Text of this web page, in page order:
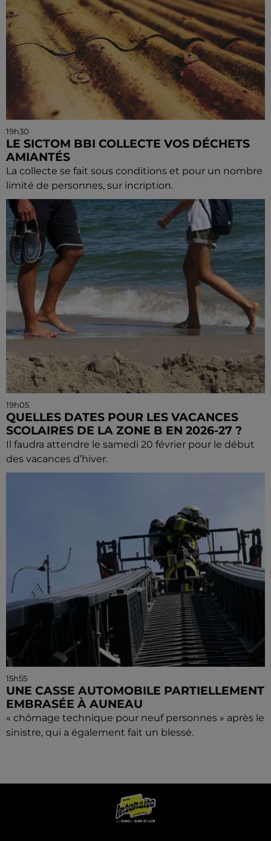
19h30
LE SICTOM BBI COLLECTE VOS DÉCHETS
AMIANTÉS
La collecte se fait sous conditions et pour un nombre
limité de personnes, sur incription.
19h05
QUELLES DATES POUR LES VACANCES
SCOLAIRES DE LA ZONE B EN 2026-27 ?
Il faudra attendre le samedi 20 février pour le début
des vacances d’hiver.
15h55
UNE CASSE AUTOMOBILE PARTIELLEMENT
EMBRASÉE À AUNEAU
« chômage technique pour neuf personnes » après le
sinistre, qui a également fait un blessé.